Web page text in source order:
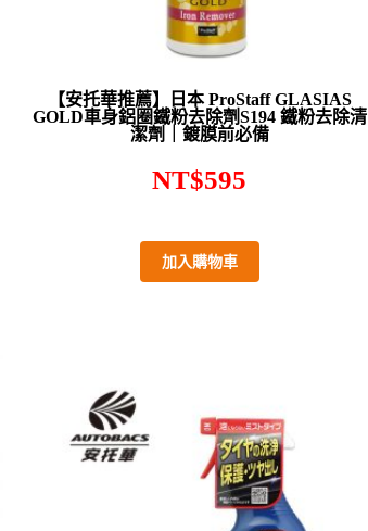
【安托華推薦】日本 ProStaff GLASIAS
GOLD車身鋁圈鐵粉去除劑S194 鐵粉去除清
潔劑｜鍍膜前必備
NT$595
加入購物車